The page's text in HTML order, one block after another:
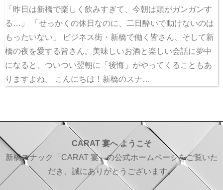
「昨日は新橋で楽しく飲みすぎて、今朝は頭がガンガンす
る…」 「せっかくの休日なのに、二日酔いで動けないのは
もったいない」 ビジネス街・新橋で働く皆さん、そして新
橋の夜を愛する皆さん。美味しいお酒と楽しい会話に夢中
になると、ついつい翌朝に「後悔」がやってくることもあ
りますよね。 こんにちは！新橋のスナ…
CARAT 宴へ ようこそ
新橋スナック「CARAT 宴」の公式ホームページをご覧いた
だき、誠にありがとうございます。